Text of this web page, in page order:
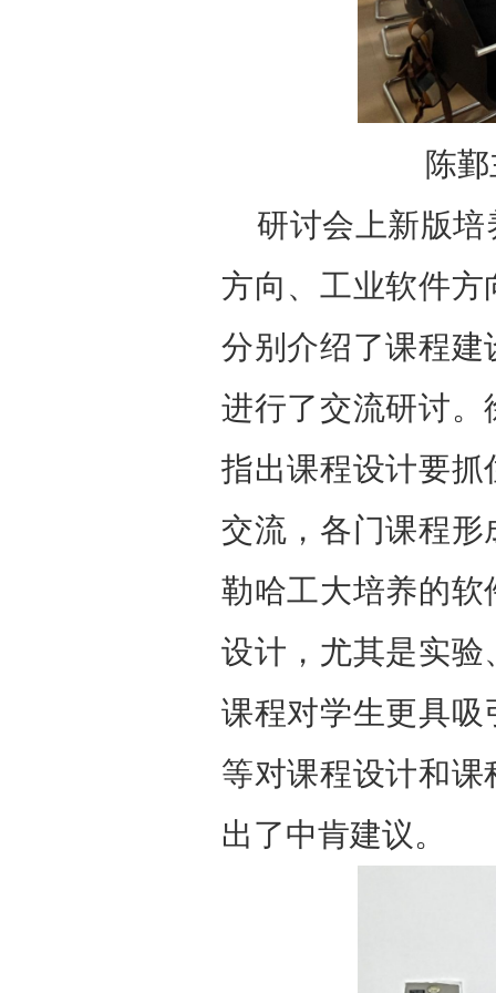
陈
研讨会上新版
方向、工业软件
分别介绍了课程
进行了交流研讨
指出课程设计要
交流，各门课程
勒哈工大培养的
设计，尤其是实
课程对学生更具
等对课程设计和
出了中肯建议。